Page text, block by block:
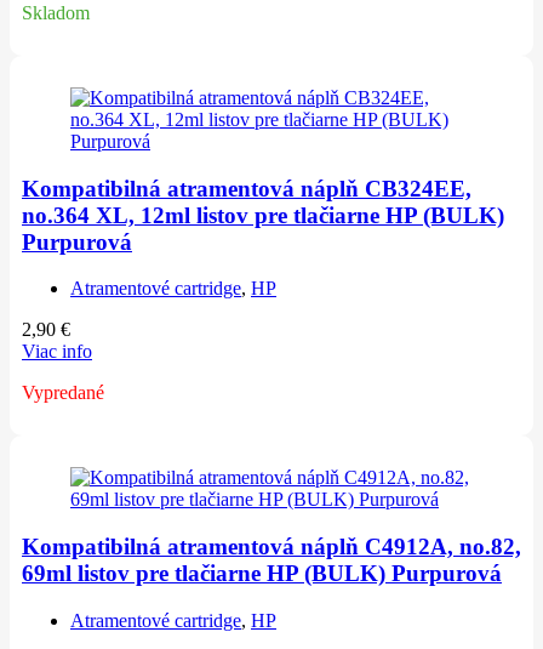
Skladom
Kompatibilná atramentová náplň CB324EE,
no.364 XL, 12ml listov pre tlačiarne HP (BULK)
Purpurová
Atramentové cartridge, HP
2,90 €
Viac info
Vypredané
Kompatibilná atramentová náplň C4912A, no.82,
69ml listov pre tlačiarne HP (BULK) Purpurová
Atramentové cartridge, HP